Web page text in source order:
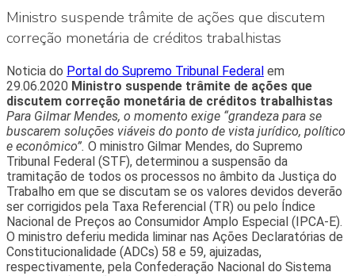
Ministro suspende trâmite de ações que discutem
correção monetária de créditos trabalhistas
Noticia do Portal do Supremo Tribunal Federal em
29.06.2020 Ministro suspende trâmite de ações que
discutem correção monetária de créditos trabalhistas
Para Gilmar Mendes, o momento exige “grandeza para se
buscarem soluções viáveis do ponto de vista jurídico, político
e econômico”. O ministro Gilmar Mendes, do Supremo
Tribunal Federal (STF), determinou a suspensão da
tramitação de todos os processos no âmbito da Justiça do
Trabalho em que se discutam se os valores devidos deverão
ser corrigidos pela Taxa Referencial (TR) ou pelo Índice
Nacional de Preços ao Consumidor Amplo Especial (IPCA-E).
O ministro deferiu medida liminar nas Ações Declaratórias de
Constitucionalidade (ADCs) 58 e 59, ajuizadas,
respectivamente, pela Confederação Nacional do Sistema